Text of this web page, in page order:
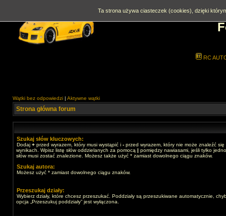
RC
Wątki bez odpowiedzi | Aktywne wątki
Strona główna forum
Szukaj słów kluczowych:
Dodaj + przed wyrazem, który musi wystąpić i - przed wyrazem, który nie może znaleźć się
wynikach. Wpisz listę słów oddzielanych za pomocą | pomiędzy nawiasami, jeśli tylko
słów musi zostać znalezione. Możesz także użyć * zamiast dowolnego ciągu znaków.
Szukaj autora:
Możesz użyć * zamiast dowolnego ciągu znaków.
Przeszukaj działy:
Wybierz działy, które chcesz przeszukać. Poddziały są przeszukiwane automatycznie,
opcja „Przeszukuj poddziały” jest wyłączona.
Ta strona używa ciasteczek (cookies), dzięki